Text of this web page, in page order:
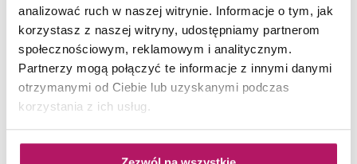
analizować ruch w naszej witrynie. Informacje o tym, jak
korzystasz z naszej witryny, udostępniamy partnerom
społecznościowym, reklamowym i analitycznym.
Partnerzy mogą połączyć te informacje z innymi danymi
otrzymanymi od Ciebie lub uzyskanymi podczas
korzystania z ich usług.
łazienek. Ponadczasowy, ergonomiczny kształt,
ukryte mocowania, sprawiają, że ceramika...
IO